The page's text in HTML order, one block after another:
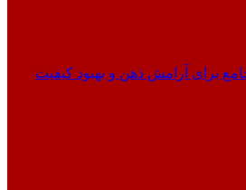
برای آرامش ذهن و بهبود کیفیت